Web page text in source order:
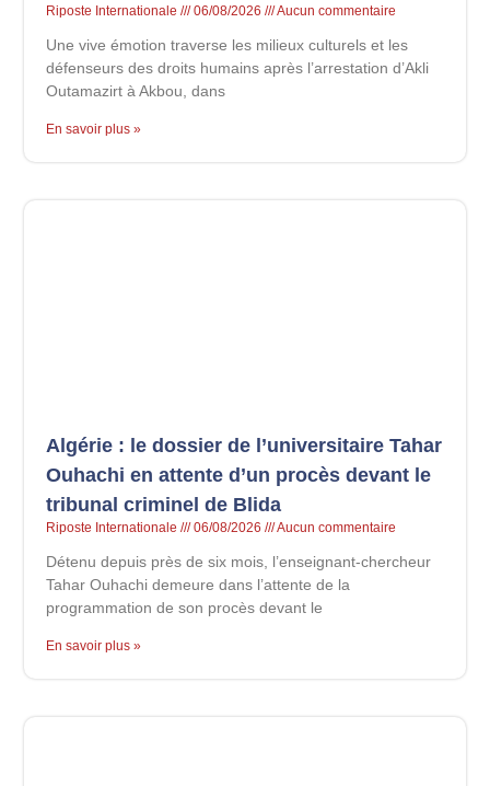
Riposte Internationale 06/08/2026 Aucun commentaire
Une vive émotion traverse les milieux culturels et les
défenseurs des droits humains après l’arrestation d’Akli
Outamazirt à Akbou, dans
En savoir plus »
Algérie : le dossier de l’universitaire Tahar
Ouhachi en attente d’un procès devant le
tribunal criminel de Blida
Riposte Internationale 06/08/2026 Aucun commentaire
Détenu depuis près de six mois, l’enseignant-chercheur
Tahar Ouhachi demeure dans l’attente de la
programmation de son procès devant le
En savoir plus »